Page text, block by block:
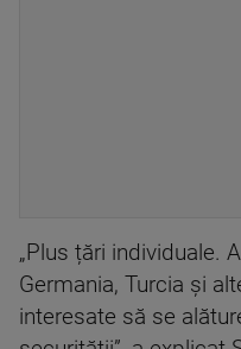
„Plus țări individuale.
Germania, Turcia și
interesate să se